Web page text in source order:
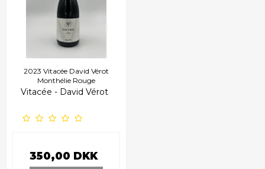
2023 Vitacée David Vérot
Monthélie Rouge
Vitacée - David Vérot
350,00 DKK